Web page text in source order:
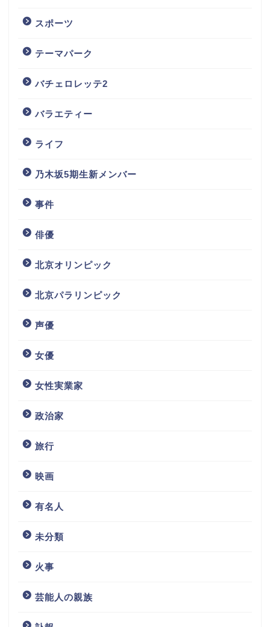
スポーツ
テーマパーク
バチェロレッテ2
バラエティー
ライフ
乃木坂5期生新メンバー
事件
俳優
北京オリンピック
北京パラリンピック
声優
女優
女性実業家
政治家
旅行
映画
有名人
未分類
火事
芸能人の親族